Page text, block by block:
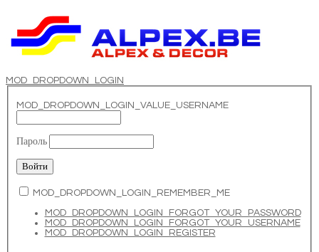
MOD_DROPDOWN_LOGIN
MOD_DROPDOWN_LOGIN_VALUE_USERNAME
Пароль
MOD_DROPDOWN_LOGIN_REMEMBER_ME
MOD_DROPDOWN_LOGIN_FORGOT_YOUR_PASSWORD
MOD_DROPDOWN_LOGIN_FORGOT_YOUR_USERNAME
MOD_DROPDOWN_LOGIN_REGISTER